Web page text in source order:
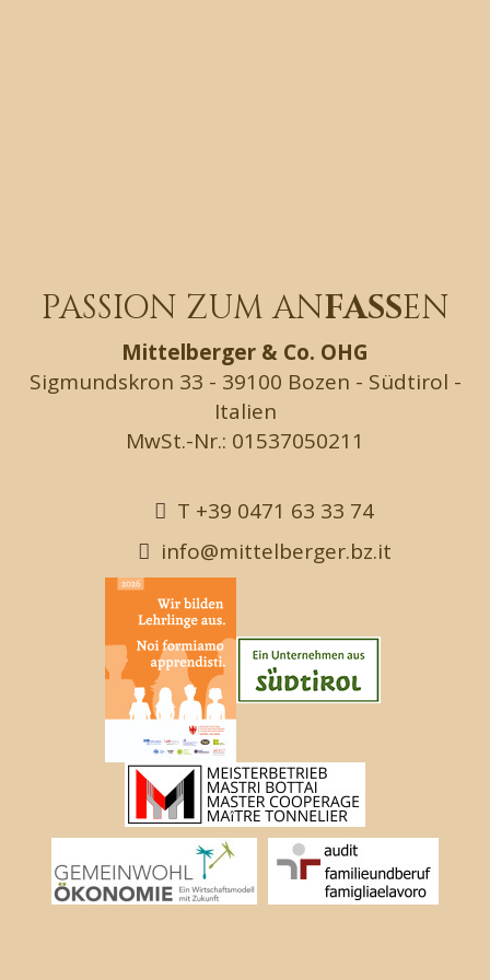
PASSION ZUM ANFASSEN
Mittelberger & Co. OHG
Sigmundskron 33 - 39100 Bozen - Südtirol -
Italien
MwSt.-Nr.: 01537050211
T +39 0471 63 33 74
info@mittelberger.bz.it